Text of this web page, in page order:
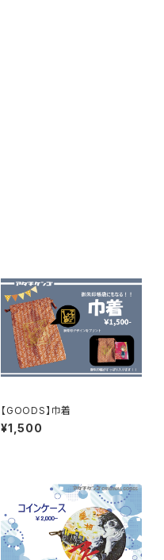
【GOODS】巾着
¥1,500